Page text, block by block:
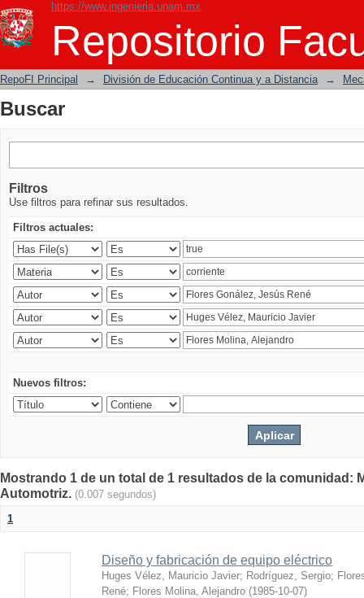
https://www.ingenieria.unam.mx
Repositorio
Buscar
RepoFI Principal → División de Educación Continua y a Distancia →
Buscar
Filtros
Use filtros para refinar sus resultados.
Filtros actuales:
Nuevos filtros:
Mostrando 1 de un total de 1 resultados de la comunidad:
Automotriz. (0.007 segundos)
1
Diseño y fabricación de equipo eléctrico
Huges Vélez, Mauricio Javier; Rodríguez, Sergio;
René; Flores Molina, Alejandro (1985-10-07)